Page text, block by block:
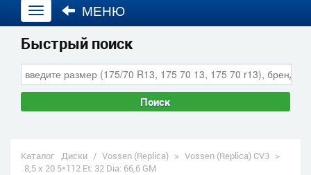
Открыть
навигацию
МЕНЮ
Быстрый поиск
Поиск
Каталог Диски / Vossen (Replica) > Vossen (Replica) CV3 >
8,5 x 20 5*112 Et: 32 Dia: 66,6 GM